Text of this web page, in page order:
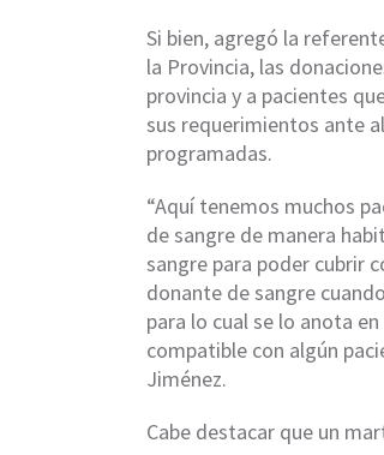
Si bien, agregó la
la Provincia, las
provincia y a pacientes
sus requerimientos ante
programadas.
“Aquí tenemos muchos
de sangre de manera
sangre para poder cubrir
donante de sangre
para lo cual se lo anota
compatible con algún
Jiménez.
Cabe destacar que un